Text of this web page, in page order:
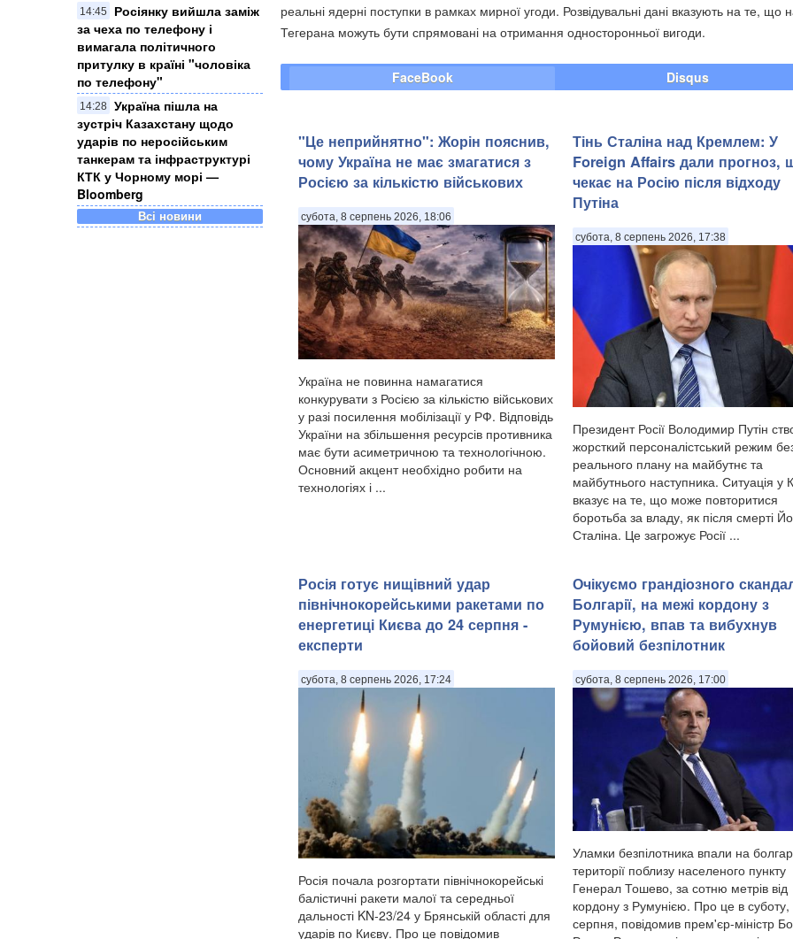
14:45
Росіянку вийшла заміж
за чеха по телефону і
вимагала політичного
притулку в країні "чоловіка
по телефону"
14:28 Україна пішла на
зустріч Казахстану щодо
ударів по неросійським
танкерам та інфраструктурі
КТК у Чорному морі —
Bloomberg
Всі новини
реальні ядерні поступки в рамках мирної угоди. Розвідувальні дані вказують на те, що
Тегерана можуть бути спрямовані на отримання односторонньої вигоди.
FaceBook Disqus
"Це неприйнятно": Жорін пояснив,
чому Україна не має змагатися з
Росією за кількістю військових
субота, 8 серпень 2026, 18:06
Україна не повинна намагатися
конкурувати з Росією за кількістю військових
у разі посилення мобілізації у РФ. Відповідь
України на збільшення ресурсів противника
має бути асиметричною та технологічною.
Основний акцент необхідно робити на
технологіях і ...
Тінь Сталіна над Кремлем: У
Foreign Affairs дали прогноз,
чекає на Росію після відходу
Путіна
субота, 8 серпень 2026, 17:38
Президент Росії Володимир Путін
жорсткий персоналістський режим
реального плану на майбутнє та
майбутнього наступника. Ситуація у
вказує на те, що може повторитися
боротьба за владу, як після смерті
Сталіна. Це загрожує Росії ...
Росія готує нищівний удар
північнокорейськими ракетами по
енергетиці Києва до 24 серпня -
експерти
субота, 8 серпень 2026, 17:24
Росія почала розгортати північнокорейські
балістичні ракети малої та середньої
дальності KN-23/24 у Брянській області для
ударів по Києву. Про це повідомив
Очікуємо грандіозного
Болгарії, на межі кордону з
Румунією, впав та вибухнув
бойовий безпілотник
субота, 8 серпень 2026, 17:00
Уламки безпілотника впали на
території поблизу населеного пункту
Генерал Тошево, за сотню метрів від
кордону з Румунією. Про це в суботу,
серпня, повідомив прем'єр-міністр